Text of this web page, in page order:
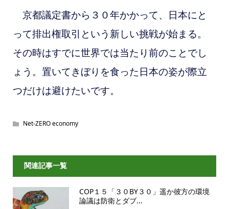
京都議定書から３０年かかって、日本にと
って排出権取引という新しい挑戦が始まる。
その時はすでに世界では当たり前のことでし
ょう。置いてきぼりを食った日本の姿が際立
つだけは避けたいです。
Net-ZERO economy
関連記事一覧
COP１５「３０BY３０」遥か彼方の環境
論議は防衛とダブ...